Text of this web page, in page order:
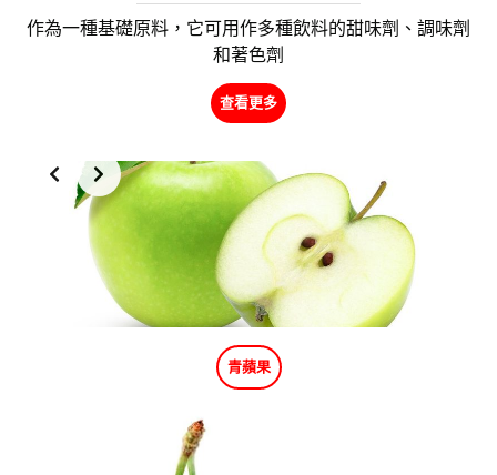
作為一種基礎原料，它可用作多種飲料的甜味劑、調味劑
和著色劑
查看更多
青蘋果
Slide 2 of 2